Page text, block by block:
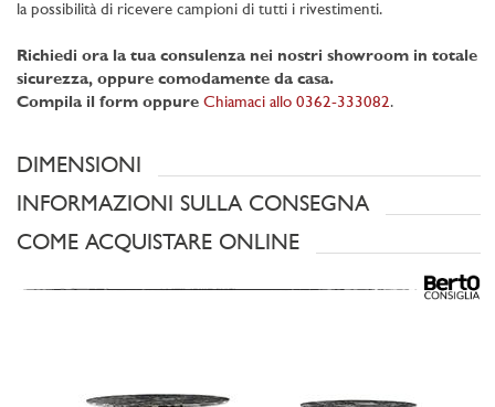
la possibilità di ricevere campioni di tutti i rivestimenti.
Richiedi ora la tua consulenza nei nostri showroom in totale
sicurezza, oppure comodamente da casa.
Compila il form oppure Chiamaci allo 0362-333082.
DIMENSIONI
INFORMAZIONI SULLA CONSEGNA
COME ACQUISTARE ONLINE